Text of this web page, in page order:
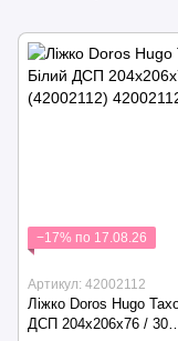
−17% по 17.08.26
Артикул: 42002112
Ліжко Doros Hugo
ДСП 204х206х76 / 30